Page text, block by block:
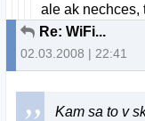
ale ak nechces,
Re: WiFi...
02.03.2008 | 22:41
Kam sa to v